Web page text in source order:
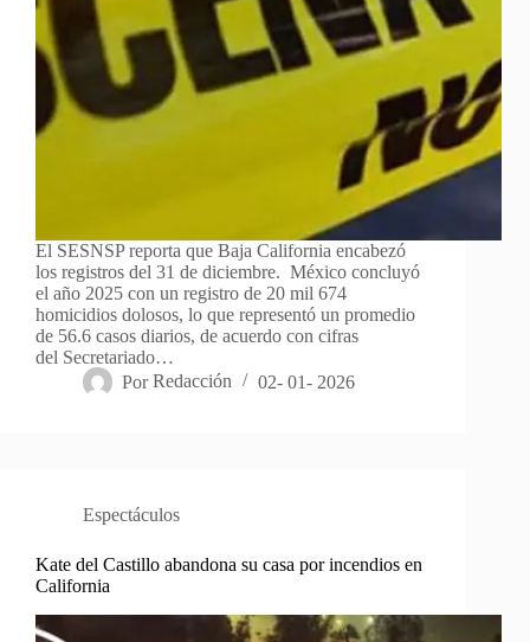
El SESNSP reporta que Baja California encabezó
los registros del 31 de diciembre. México concluyó
el año 2025 con un registro de 20 mil 674
homicidios dolosos, lo que representó un promedio
de 56.6 casos diarios, de acuerdo con cifras
del Secretariado…
Por Redacción 02- 01- 2026
Espectáculos
Kate del Castillo abandona su casa por incendios en
California